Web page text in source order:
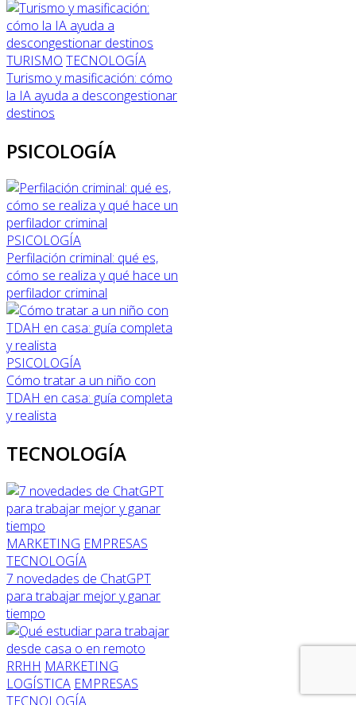
TURISMO TECNOLOGÍA
Turismo y masificación: cómo
la IA ayuda a descongestionar
destinos
PSICOLOGÍA
PSICOLOGÍA
Perfilación criminal: qué es,
cómo se realiza y qué hace un
perfilador criminal
PSICOLOGÍA
Cómo tratar a un niño con
TDAH en casa: guía completa
y realista
TECNOLOGÍA
MARKETING EMPRESAS
TECNOLOGÍA
7 novedades de ChatGPT
para trabajar mejor y ganar
tiempo
RRHH MARKETING
LOGÍSTICA EMPRESAS
TECNOLOGÍA